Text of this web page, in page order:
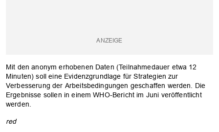
Mit den anonym erhobenen Daten (Teilnahmedauer etwa 12
Minuten) soll eine Evidenzgrundlage für Strategien zur
Verbesserung der Arbeitsbedingungen geschaffen werden. Die
Ergebnisse sollen in einem WHO-Bericht im Juni veröffentlicht
werden.
red